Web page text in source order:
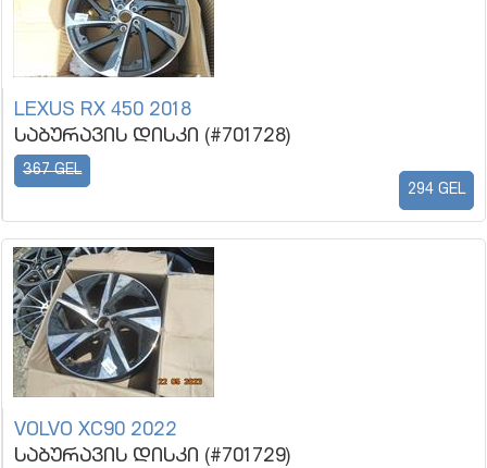
LEXUS RX 450 2018
საბურავის დისკი (#701728)
367 GEL
294 GEL
VOLVO XC90 2022
საბურავის დისკი (#701729)